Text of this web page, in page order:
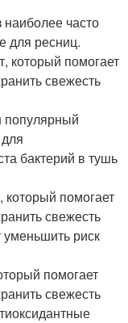
наиболее часто
для ресниц.
который помогает
свежесть
популярный
бактерий в тушь
который помогает
свежесть
риск
помогает
свежесть